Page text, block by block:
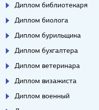
Диплом библиотекаря
Диплом биолога
Диплом бурильщика
Диплом бухгалтера
Диплом ветеринара
Диплом визажиста
Диплом военный